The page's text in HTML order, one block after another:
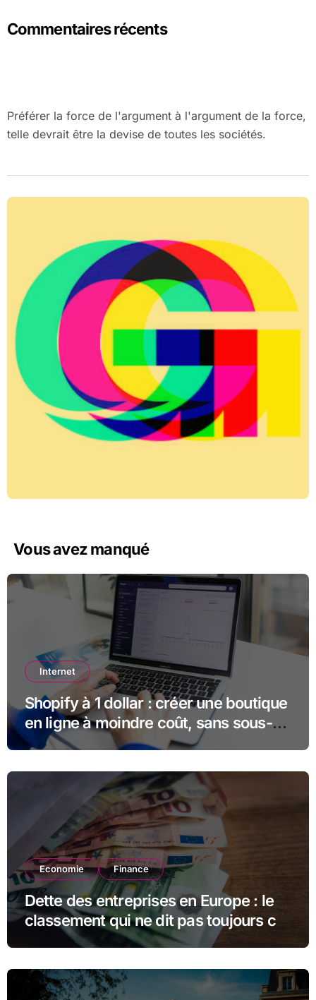
Commentaires récents
Préférer la force de l'argument à l'argument de la force,
telle devrait être la devise de toutes les sociétés.
Vous avez manqué
Internet
Shopify à 1 dollar : créer une boutique
en ligne à moindre coût, sans sous-
estimer la suite
Economie Finance
Dette des entreprises en Europe : le
classement qui ne dit pas toujours ce
qu’il semble dire